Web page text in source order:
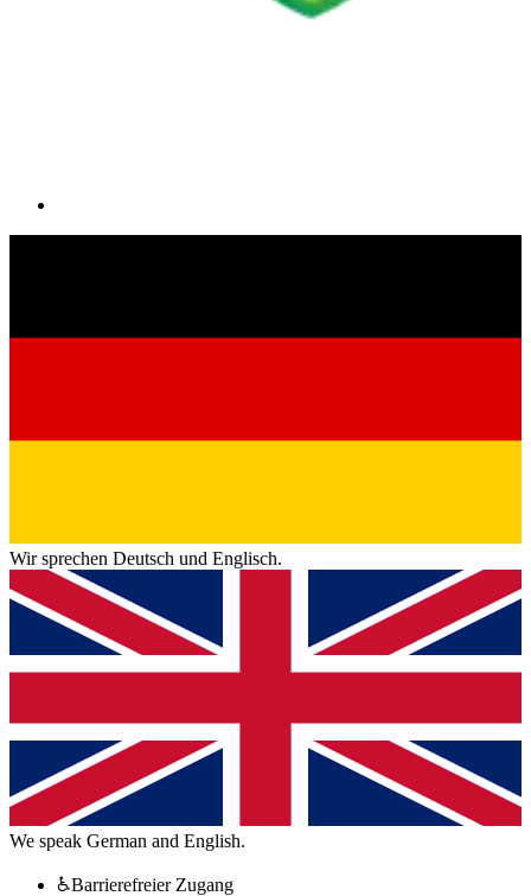
Wir sprechen Deutsch und Englisch.
We speak German and English.
♿Barrierefreier Zugang